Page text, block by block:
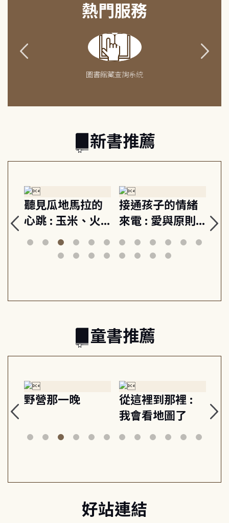
熱門服務
圖書館藏查詢系統
新書推薦
的情緒
與原則,
安定
重啟你的情緒開
關 : 高壓人生不
爆炸指南, 5分鐘
減輕身心壓力, 找
成熟大人的幸福
上手力 : 擁抱平
凡中的每個燦爛
時刻, 給匱乏世
童書推薦
野營那一晚
從這裡到那裡 :
我會看地圖了
美
好站連結